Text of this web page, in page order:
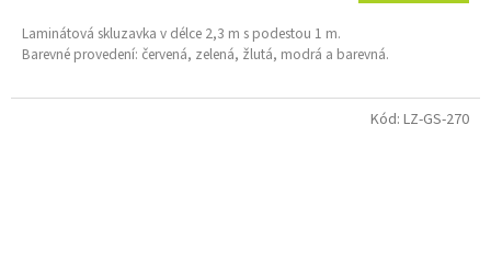
Laminátová skluzavka v délce 2,3 m s podestou 1 m.
Barevné provedení: červená, zelená, žlutá, modrá a barevná.
Kód: LZ-GS-270